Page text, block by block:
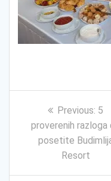
Kretanje
članka
Previous: 5
proverenih razloga
posetite
Resort